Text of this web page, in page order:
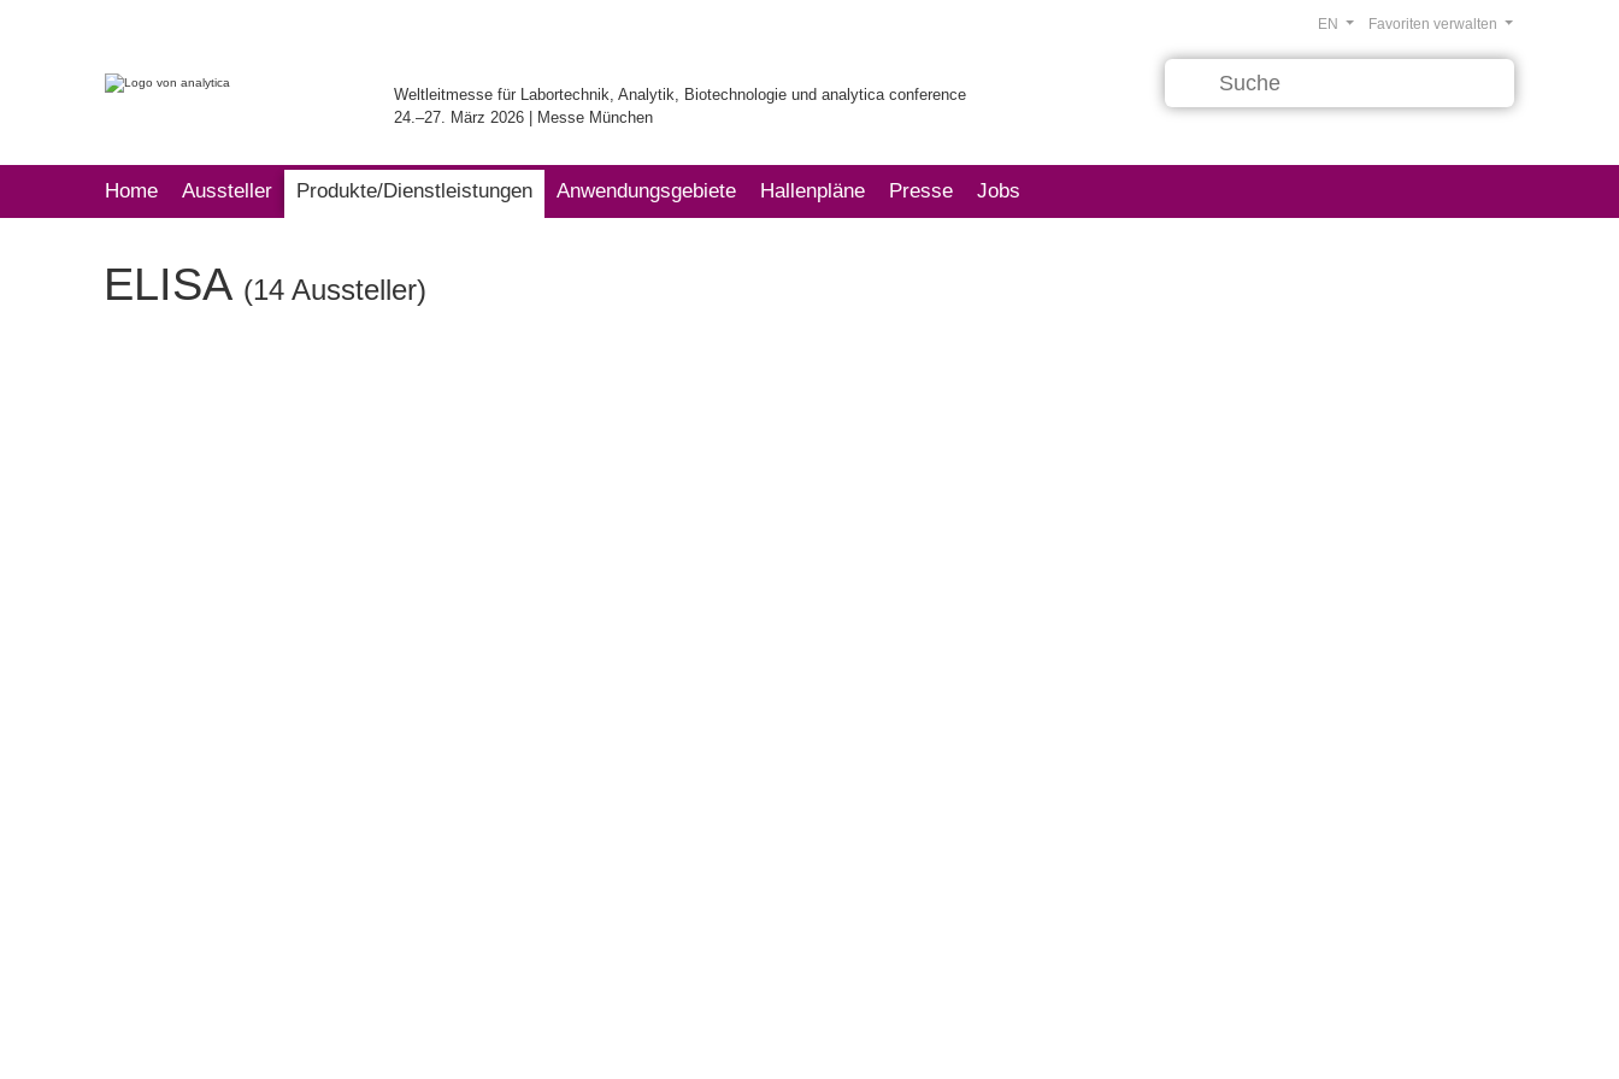
Weltleitmesse für Labortechnik, Analytik, Biotechnologie und analytica conference
24.–27. März 2026 | Messe München
Favoriten verwalten
EN
Home Aussteller Produkte/Dienstleistungen Anwendungsgebiete Hallenpläne Presse Jobs
ELISA (14 Aussteller)